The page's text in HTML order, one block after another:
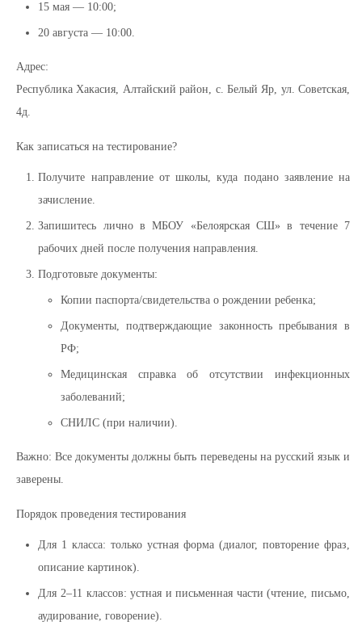
15 мая — 10:00;
20 августа — 10:00.
Адрес:
Республика Хакасия, Алтайский район, с. Белый Яр, ул. Советская,
4д.
Как записаться на тестирование?
Получите направление от школы, куда подано заявление на
зачисление.
Запишитесь лично в МБОУ «Белоярская СШ» в течение 7
рабочих дней после получения направления.
Подготовьте документы:
Копии паспорта/свидетельства о рождении ребенка;
Документы, подтверждающие законность пребывания в
РФ;
Медицинская справка об отсутствии инфекционных
заболеваний;
СНИЛС (при наличии).
Важно: Все документы должны быть переведены на русский язык и
заверены.
Порядок проведения тестирования
Для 1 класса: только устная форма (диалог, повторение фраз,
описание картинок).
Для 2–11 классов: устная и письменная части (чтение, письмо,
аудирование, говорение).